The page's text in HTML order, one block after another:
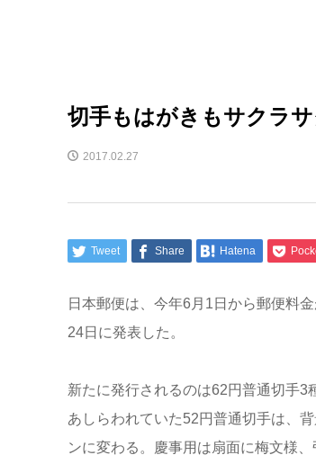
切手もはがきもサクラ
2017.02.27
Tweet Share Hatena
日本郵便は、今年6月1日から郵便料
24日に発表した。
新たに発行されるのは62円普通切手
あしらわれていた52円普通切手は、
ンに変わる。慶事用は扇面に梅文様